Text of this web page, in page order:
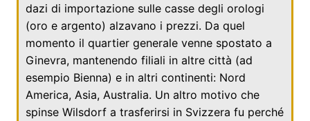
dazi di importazione sulle casse degli orologi
(oro e argento) alzavano i prezzi. Da quel
momento il quartier generale venne spostato a
Ginevra, mantenendo filiali in altre città (ad
esempio Bienna) e in altri continenti: Nord
America, Asia, Australia. Un altro motivo che
spinse Wilsdorf a trasferirsi in Svizzera fu perché